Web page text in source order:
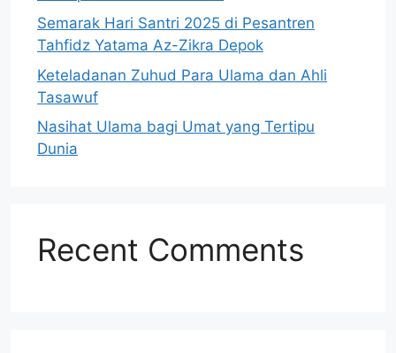
Semarak Hari Santri 2025 di Pesantren
Tahfidz Yatama Az-Zikra Depok
Keteladanan Zuhud Para Ulama dan Ahli
Tasawuf
Nasihat Ulama bagi Umat yang Tertipu
Dunia
Recent Comments